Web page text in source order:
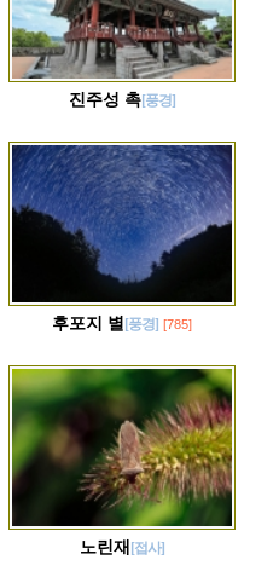
진주성 촉[풍경]
후포지 별 [풍경] [785]
노린재 [접사]